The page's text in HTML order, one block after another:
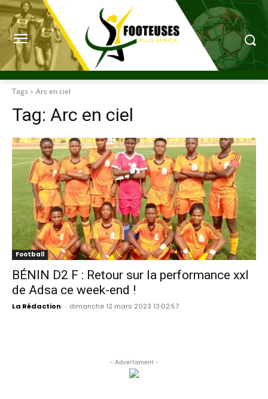
Tags Arc en ciel
Tag: Arc en ciel
Football
BÉNIN D2 F : Retour sur la performance xxl
de Adsa ce week-end !
La Rédaction - dimanche 12 mars 2023 13:02:57
- Advertisment -